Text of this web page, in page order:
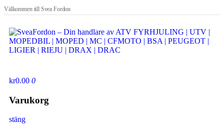
Välkommen till Svea Fordon
kr0.00 0
Varukorg
stäng